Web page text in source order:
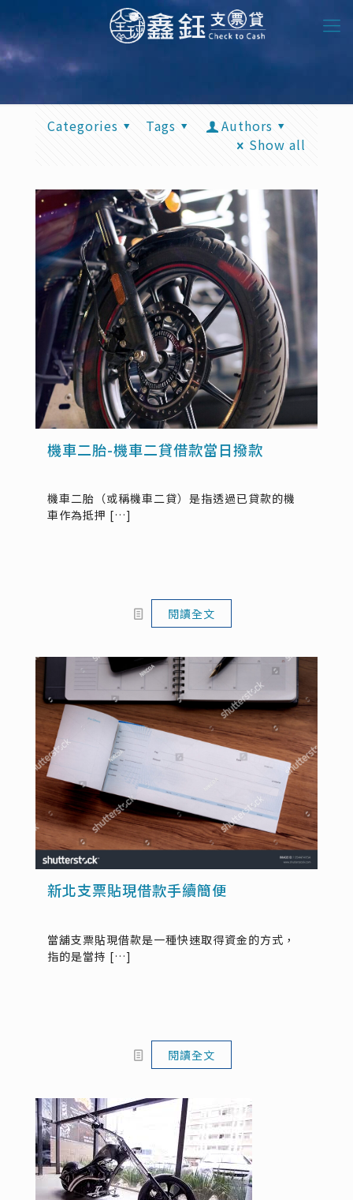
Categories Tags
Authors
Show all
機車二胎-機車二貸借款當日撥款
機車二胎（或稱機車二貸）是指透過已貸款的機
車作為抵押 […]
閱讀全文
新北支票貼現借款手續簡便
當舖支票貼現借款是一種快速取得資金的方式，
指的是當持 […]
閱讀全文